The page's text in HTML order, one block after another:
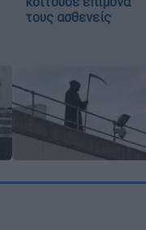
τους ασθενείς